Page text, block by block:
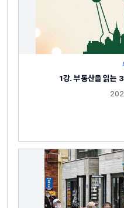
1강. 부동산을 읽는